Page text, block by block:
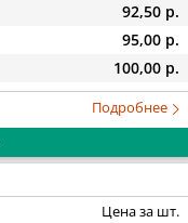
92,50 р.
95,00 р.
100,00 р.
Подробнее
Цена за шт.